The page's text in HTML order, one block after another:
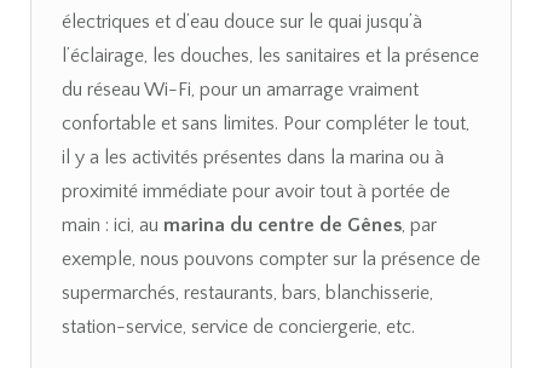
électriques et d’eau douce sur le quai jusqu’à
l’éclairage, les douches, les sanitaires et la présence
du réseau Wi-Fi, pour un amarrage vraiment
confortable et sans limites. Pour compléter le tout,
il y a les activités présentes dans la marina ou à
proximité immédiate pour avoir tout à portée de
main : ici, au marina du centre de Gênes , par
exemple, nous pouvons compter sur la présence de
supermarchés, restaurants, bars, blanchisserie,
station-service, service de conciergerie, etc.